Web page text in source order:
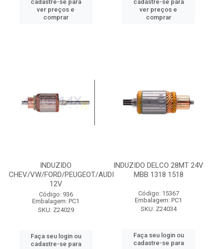
cadastre-se para
ver preços e
comprar
cadastre-se para
ver preços e
comprar
INDUZIDO
CHEV/VW/FORD/PEUGEOT/AUDI
12V
Código: 936
Embalagem: PC1
SKU: Z24029
Faça seu login ou
cadastre-se para
INDUZIDO DELCO 28MT 24V
MBB 1318 1518
Código: 15367
Embalagem: PC1
SKU: Z24034
Faça seu login ou
cadastre-se para